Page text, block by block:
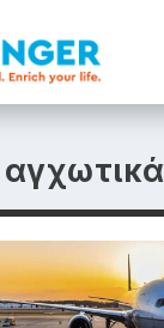
αγχωτικά